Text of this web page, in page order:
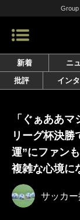
Group
新着 ニ
批評
イン
「ぐぁああ
リーグ杯決勝
運”にファン
複雑な心境に
サッカ